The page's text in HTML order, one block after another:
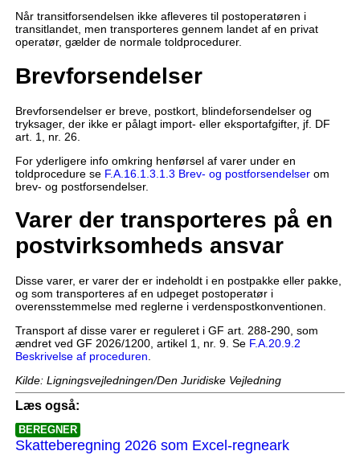
Når transitforsendelsen ikke afleveres til postoperatøren i
transitlandet, men transporteres gennem landet af en privat
operatør, gælder de normale toldprocedurer.
Brevforsendelser
Brevforsendelser er breve, postkort, blindeforsendelser og
tryksager, der ikke er pålagt import- eller eksportafgifter, jf. DF
art. 1, nr. 26.
For yderligere info omkring henførsel af varer under en
toldprocedure se F.A.16.1.3.1.3 Brev- og postforsendelserom
brev- og postforsendelser.
Varer der transporteres på en
postvirksomheds ansvar
Disse varer, er varer der er indeholdt i en postpakke eller pakke,
og som transporteres af en udpeget postoperatør i
overensstemmelse med reglerne i verdenspostkonventionen.
Transport af disse varer er reguleret i GF art. 288-290, som
ændret ved GF 2026/1200, artikel 1, nr. 9. Se F.A.20.9.2
Beskrivelse af proceduren
Kilde: Ligningsvejledningen/Den Juridiske Vejledning
Læs også:
BEREGNER
Skatteberegning 2026 som Excel-regneark